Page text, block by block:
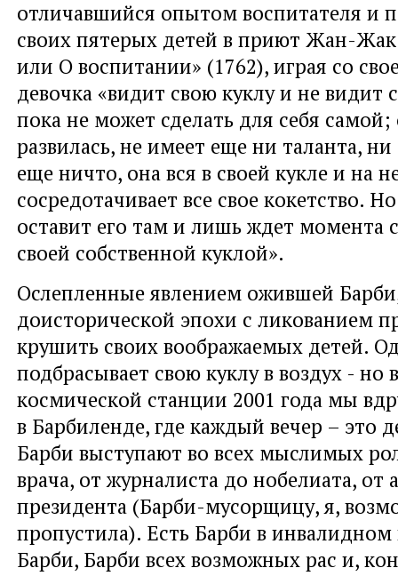
отличавшийся опытом воспитателя и
своих пятерых детей в приют Жан-Жак
или О воспитании» (1762), играя со
девочка «видит свою куклу и не видит
пока не может сделать для себя
развилась, не имеет еще ни таланта,
еще ничто, она вся в своей кукле и на
сосредотачивает все свое кокетство.
оставит его там и лишь ждет момента
своей собственной куклой».
Ослепленные явлением ожившей
доисторической эпохи с ликованием
крушить своих воображаемых детей.
подбрасывает свою куклу в воздух - но
космической станции 2001 года мы
в Барбиленде, где каждый вечер – это
Барби выступают во всех мыслимых
врача, от журналиста до нобелиата, от
президента (Барби-мусорщицу, я,
пропустила). Есть Барби в инвалидном
Барби, Барби всех возможных рас и,